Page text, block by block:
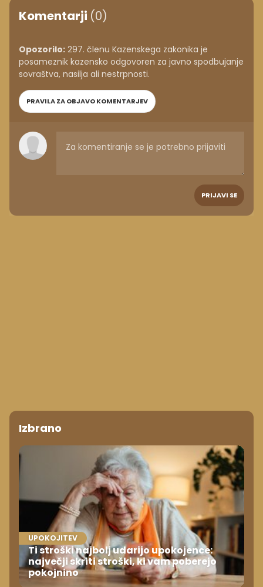
Komentarji (0)
Opozorilo: 297. členu Kazenskega zakonika je
posameznik kazensko odgovoren za javno spodbujanje
sovraštva, nasilja ali nestrpnosti.
PRAVILA ZA OBJAVO KOMENTARJEV
PRIJAVI SE
Izbrano
UPOKOJITEV
Ti stroški najbolj udarijo upokojence:
največji skriti stroški, ki vam poberejo
pokojnino